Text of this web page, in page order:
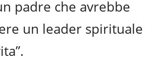
padre che avrebbe
un leader spirituale